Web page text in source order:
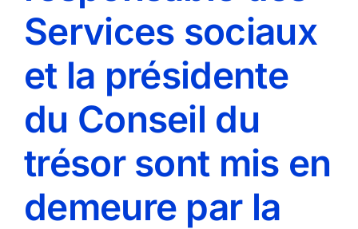
Services sociaux
et la présidente
du Conseil du
trésor sont mis en
demeure par la